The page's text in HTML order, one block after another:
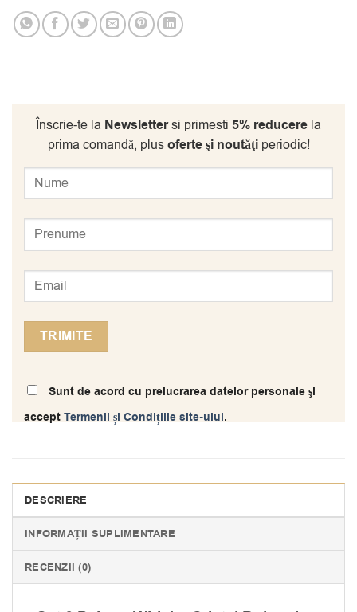
Înscrie-te la Newslettersi primesti 5% reducere la
prima comandă, plusoferte şi noutăţiperiodic!
Sunt de acord cu prelucrarea datelor personale şi
acceptTermenii și Condițiile site-ului.
DESCRIERE
INFORMAȚII SUPLIMENTARE
RECENZII (0)